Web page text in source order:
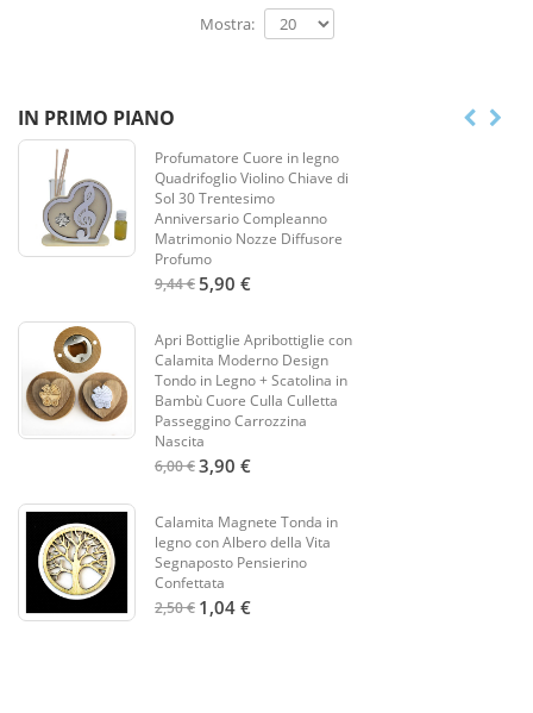
Mostra:
IN PRIMO PIANO
Profumatore Cuore in legno
Quadrifoglio Violino Chiave di
Sol 30 Trentesimo
Anniversario Compleanno
Matrimonio Nozze Diffusore
Profumo
9,44 €5,90 €
Apri Bottiglie Apribottiglie con
Calamita Moderno Design
Tondo in Legno + Scatolina in
Bambù Cuore Culla Culletta
Passeggino Carrozzina
Nascita
6,00 €3,90 €
Calamita Magnete Tonda in
legno con Albero della Vita
Segnaposto Pensierino
Confettata
2,50 € 1,04 €